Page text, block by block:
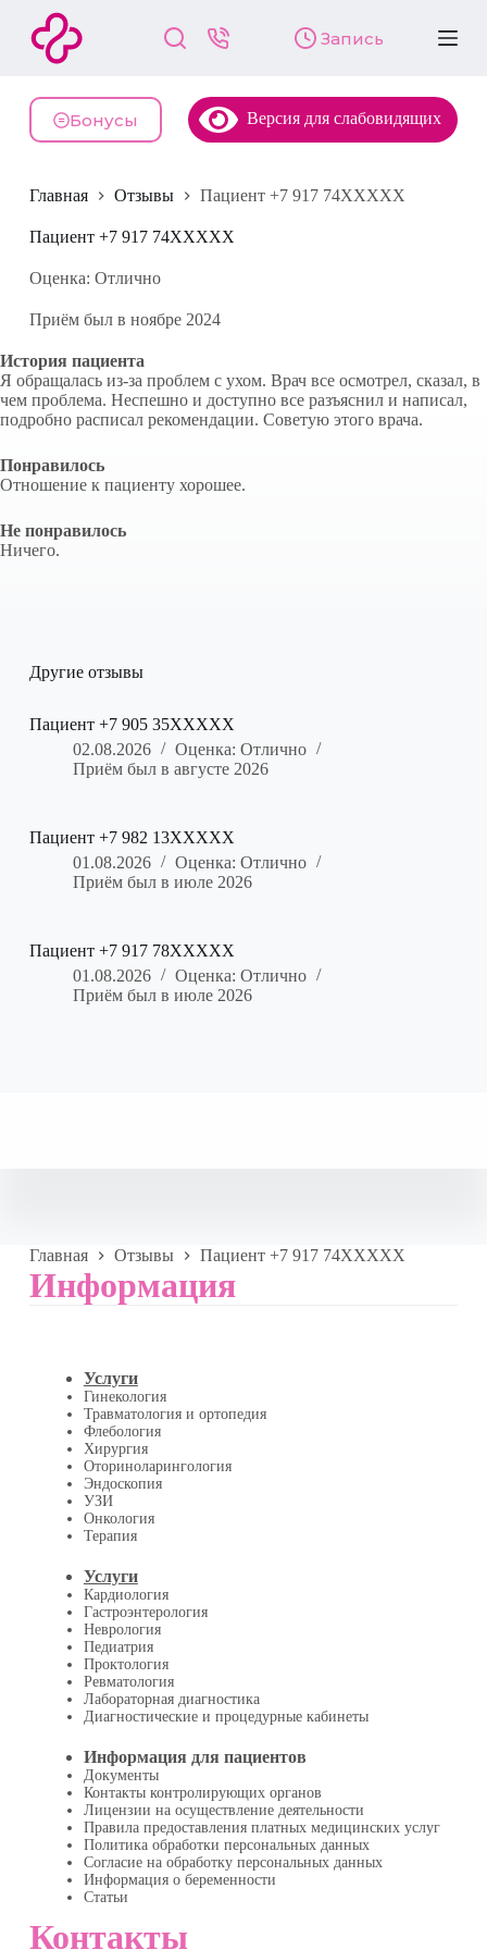
й
и
у
и
Запись
Бонусы Версия для слабовидящих
Главная Отзывы Пациент +7 917 74XXXXX
Пациент +7 917 74XXXXX
Оценка: Отлично
Приём был в ноябре 2024
История пациента
Я обращалась из-за проблем с ухом. Врач все осмотрел, сказал, в
чем проблема. Неспешно и доступно все разъяснил и написал,
подробно расписал рекомендации. Советую этого врача.
Понравилось
Отношение к пациенту хорошее.
Не понравилось
Ничего.
Другие отзывы
Пациент +7 905 35XXXXX
02.08.2026
Оценка: Отлично
Приём был в августе 2026
Пациент +7 982 13XXXXX
01.08.2026
Оценка: Отлично
Приём был в июле 2026
Пациент +7 917 78XXXXX
01.08.2026
Оценка: Отлично
Приём был в июле 2026
Главная Отзывы Пациент +7 917 74XXXXX
Информация
Услуги
Гинекология
Травматология и ортопедия
Флебология
Хирургия
Оториноларингология
Эндоскопия
УЗИ
Онкология
Терапия
Услуги
Кардиология
Гастроэнтерология
Неврология
Педиатрия
Проктология
Ревматология
Лабораторная диагностика
Диагностические и процедурные кабинеты
Информация для пациентов
Документы
Контакты контролирующих органов
Лицензии на осуществление деятельности
Правила предоставления платных медицинских услуг
Политика обработки персональных данных
Согласие на обработку персональных данных
Информация о беременности
Статьи
Контакты